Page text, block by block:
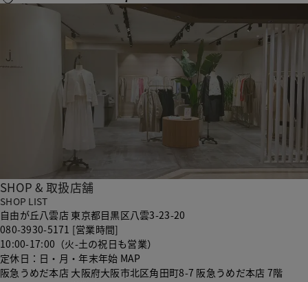
SHOP & 取扱店舗
SHOP LIST
自由が丘八雲店 東京都目黒区八雲3-23-20
080-3930-5171 [営業時間]
10:00-17:00（火-土の祝日も営業）
定休日：日・月・年末年始 MAP
阪急うめだ本店 大阪府大阪市北区角田町8-7 阪急うめだ本店 7階